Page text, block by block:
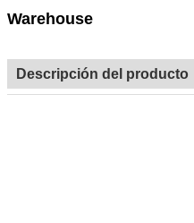
Warehouse
Descripción del producto